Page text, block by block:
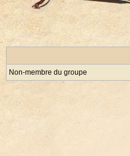
Non-membre du groupe